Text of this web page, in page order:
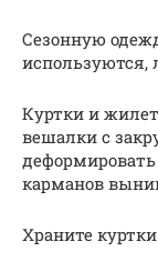
Сезонную
используются,
Куртки и
вешалки с
карманов
Храните